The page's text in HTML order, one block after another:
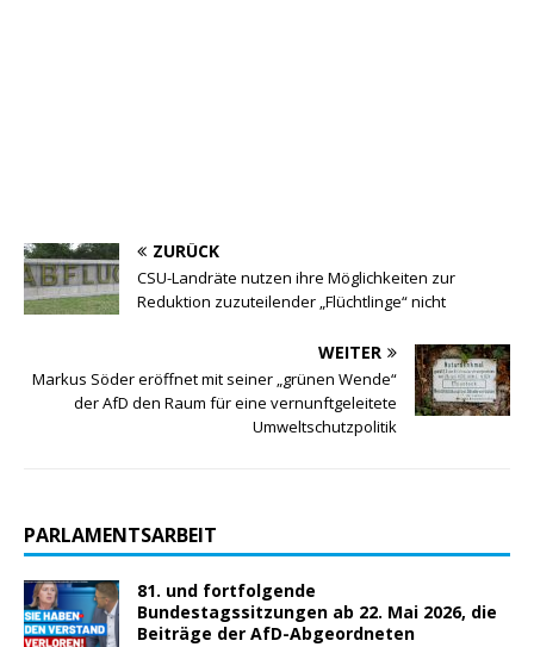
ZURÜCK
CSU-Landräte nutzen ihre Möglichkeiten zur
Reduktion zuzuteilender „Flüchtlinge“ nicht
WEITER
Markus Söder eröffnet mit seiner „grünen Wende“
der AfD den Raum für eine vernunftgeleitete
Umweltschutzpolitik
PARLAMENTSARBEIT
81. und fortfolgende
Bundestagssitzungen ab 22. Mai 2026, die
Beiträge der AfD-Abgeordneten